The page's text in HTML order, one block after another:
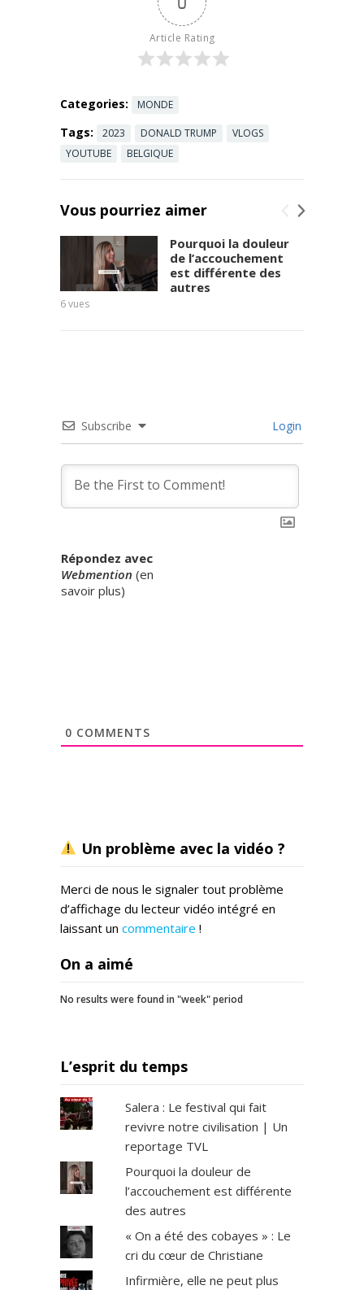
surmonter
l’apathie. ...
Article Rating
Categories: MONDE
Tags: 2023 DONALD TRUMP
VLOGS
YOUTUBE
BELGIQUE
Vous pourriez aimer
Pourquoi la douleur
de l’accouchement
est différente des
autres
6vues
Subscribe Login
Répondez avec
Webmention (en
savoir plus)
0 COMMENTS
Un problème avec la vidéo ?
Merci de nous le signaler tout problème
d’affichage du lecteur vidéo intégré en
laissant un commentaire !
On a aimé
No results were found in "week" period
L’esprit du temps
Salera : Le festival qui fait
revivre notre civilisation | Un
reportage TVL
Pourquoi la douleur de
l’accouchement est différente
des autres
« On a été des cobayes » : Le
cri du cœur de Christiane
Infirmière, elle ne peut plus